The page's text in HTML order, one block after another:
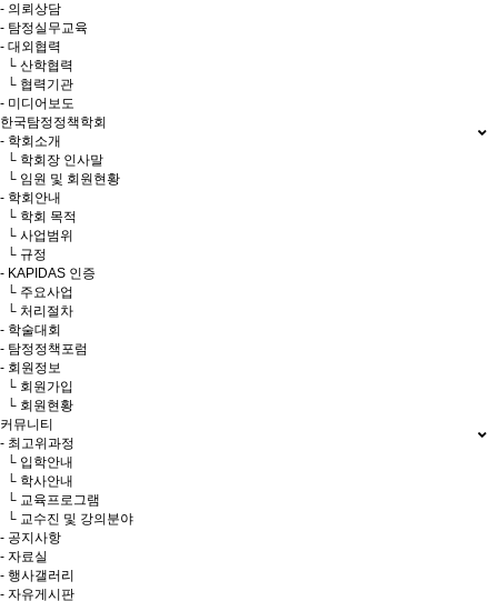
- 의뢰상담
- 탐정실무교육
- 대외협력
└ 산학협력
└ 협력기관
- 미디어보도
한국탐정정책학회
- 학회소개
└ 학회장 인사말
└ 임원 및 회원현황
- 학회안내
└ 학회 목적
└ 사업범위
└ 규정
- KAPIDAS 인증
└ 주요사업
└ 처리절차
- 학술대회
- 탐정정책포럼
- 회원정보
└ 회원가입
└ 회원현황
커뮤니티
- 최고위과정
└ 입학안내
└ 학사안내
└ 교육프로그램
└ 교수진 및 강의분야
- 공지사항
- 자료실
- 행사갤러리
- 자유게시판